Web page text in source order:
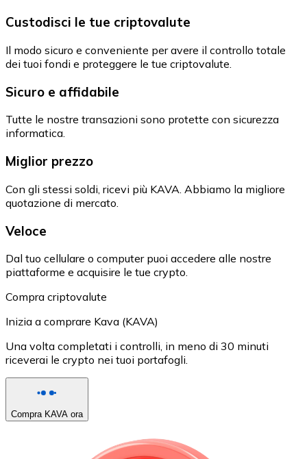
Custodisci le tue criptovalute
Il modo sicuro e conveniente per avere il controllo totale
dei tuoi fondi e proteggere le tue criptovalute.
Sicuro e affidabile
Tutte le nostre transazioni sono protette con sicurezza
informatica.
Miglior prezzo
Con gli stessi soldi, ricevi più KAVA. Abbiamo la migliore
quotazione di mercato.
Veloce
Dal tuo cellulare o computer puoi accedere alle nostre
piattaforme e acquisire le tue crypto.
Compra criptovalute
Inizia a comprare Kava (KAVA)
Una volta completati i controlli, in meno di 30 minuti
riceverai le crypto nei tuoi portafogli.
Compra KAVA ora